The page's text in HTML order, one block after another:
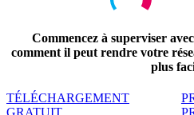
Commencez à superviser
comment il peut rendre votre
plus
TÉLÉCHARGEMENT
GRATUIT